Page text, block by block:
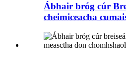
Ábhair bróg cúr
cheimiceacha